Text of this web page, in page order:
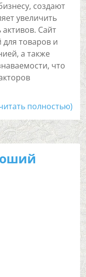
создают
увеличить
Сайт
для товаров и
а также
что
полностью)